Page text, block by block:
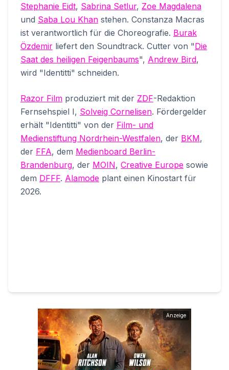
Stephanie Eidt, Sabrina Setlur, Zoe Magdalena
und Saba Lou Khan stehen. Constanza Macras
ist verantwortlich für die Choreografie. Burak
Özdemir liefert den Soundtrack. Cutter von "Die
Saat des heiligen Feigenbaums", Andrew Bird,
wird "Identitti" schneiden.
Razor Film produziert mit der ZDF-Redaktion
Fernsehspiel I, Solveig Cornelisen. Fördergelder
erhält "Identitti" von der Film- und
Medienstiftung Nordrhein-Westfalen, der BKM,
der FFA, dem Medienboard Berlin-
Brandenburg, der MOIN, Creative Europe sowie
dem DFFF. Alamode plant einen Kinostart für
2026.
Anzeige